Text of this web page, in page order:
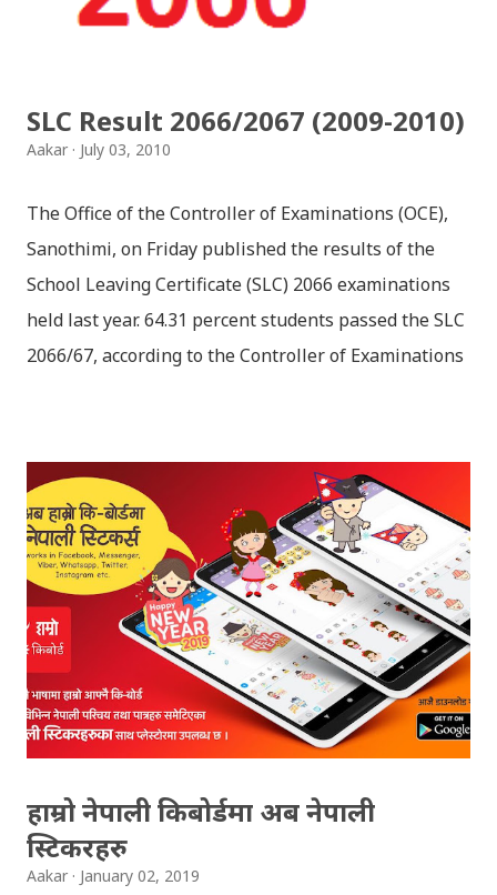
हार्दिक मंगलमय शुभकामना व्यक्त गर्दछौँ ।
SLC Result 2066/2067 (2009-2010)
Aakar July 03, 2010
The Office of the Controller of Examinations (OCE),
Sanothimi, on Friday published the results of the
School Leaving Certificate (SLC) 2066 examinations
held last year. 64.31 percent students passed the SLC
2066/67, according to the Controller of Examinations
Download the file and search your ‘symbol number’.
Congratulations to all, who passed SLC this year. And
if you want to see your results with marks then, you
can follow THT (symbol no. and birth date required).
Download SLC Result 2066/2067 (2009-2010) :
REGULAR: EXEMPTED: Distinction --------------- First
division First division Second Division Second
Division Third Division Third Division Withheld
Withheld ...
हाम्रो नेपाली किबोर्डमा अब नेपाली
स्टिकरहरु
Aakar January 02, 2019